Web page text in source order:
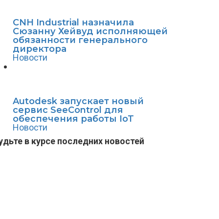
CNH Industrial назначила
Сюзанну Хейвуд исполняющей
обязанности генерального
директора
Новости
Autodesk запускает новый
сервис SeeControl для
обеспечения работы IoT
Новости
в курсе последних новостей